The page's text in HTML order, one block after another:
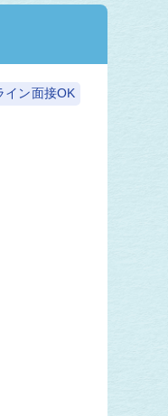
イン面接OK